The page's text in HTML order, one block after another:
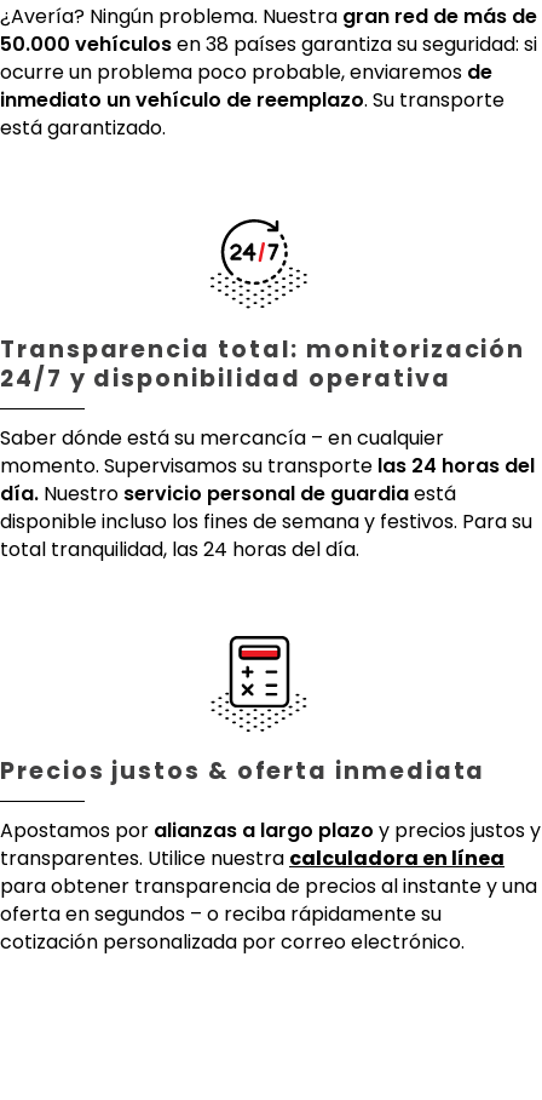
¿Avería? Ningún problema. Nuestra gran red de más de
50.000 vehículosen 38 países garantiza su seguridad: si
ocurre un problema poco probable, enviaremos de
inmediato un vehículo de reemplazo. Su transporte
está garantizado.
Transparencia total: monitorización
24/7 y disponibilidad operativa
Saber dónde está su mercancía – en cualquier
momento. Supervisamos su transporte las 24 horas del
día. Nuestro servicio personal de guardiaestá
disponible incluso los fines de semana y festivos. Para su
total tranquilidad, las 24 horas del día.
Precios justos & oferta inmediata
Apostamos por alianzas a largo plazo y precios justos y
transparentes. Utilice nuestra calculadora en línea
para obtener transparencia de precios al instante y una
oferta en segundos – o reciba rápidamente su
cotización personalizada por correo electrónico.